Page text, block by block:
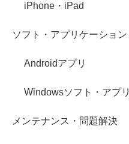
iPhone・iPad
ソフト・アプリケーション
Androidアプリ
Windowsソフト・アプリ
メンテナンス・問題解決